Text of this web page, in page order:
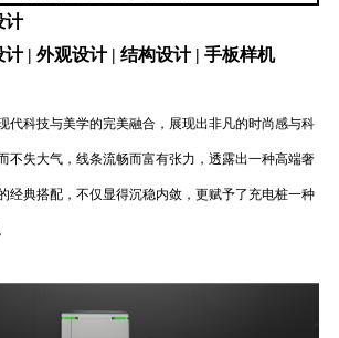
计
计 | 外观设计 | 结构设计 | 手板样机
代科技与美学的完美融合，展现出非凡的时尚感与科
不失大气，线条流畅而富有张力，透露出一种高端奢
经典搭配，不仅显得沉稳内敛，更赋予了充电桩一种